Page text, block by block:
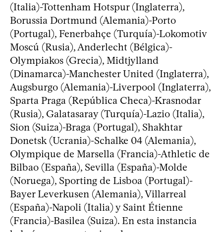
(Italia)-Tottenham Hotspur (Inglaterra),
Borussia Dortmund (Alemania)-Porto
(Portugal), Fenerbahçe (Turquía)-Lokomotiv
Moscú (Rusia), Anderlecht (Bélgica)-
Olympiakos (Grecia), Midtjylland
(Dinamarca)-Manchester United (Inglaterra),
Augsburgo (Alemania)-Liverpool (Inglaterra),
Sparta Praga (República Checa)-Krasnodar
(Rusia), Galatasaray (Turquía)-Lazio (Italia),
Sion (Suiza)-Braga (Portugal), Shakhtar
Donetsk (Ucrania)-Schalke 04 (Alemania),
Olympique de Marsella (Francia)-Athletic de
Bilbao (España), Sevilla (España)-Molde
(Noruega), Sporting de Lisboa (Portugal)-
Bayer Leverkusen (Alemania), Villarreal
(España)-Napoli (Italia) y Saint Étienne
(Francia)-Basilea (Suiza). En esta instancia